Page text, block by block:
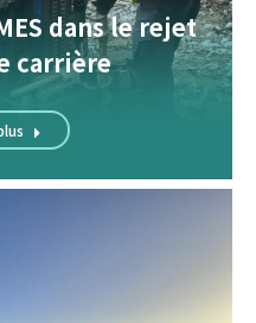
dans le rejet
carrière